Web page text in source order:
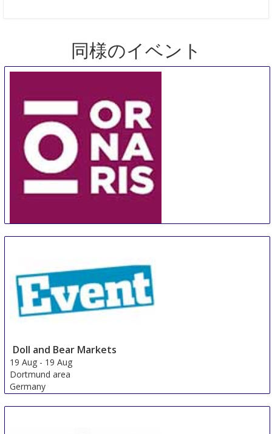
同様のイベント
Doll and Bear Markets
19 Aug - 19 Aug
Dortmund area
Germany